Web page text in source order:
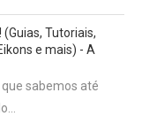
Tutoriais,
e mais) - A
sabemos até